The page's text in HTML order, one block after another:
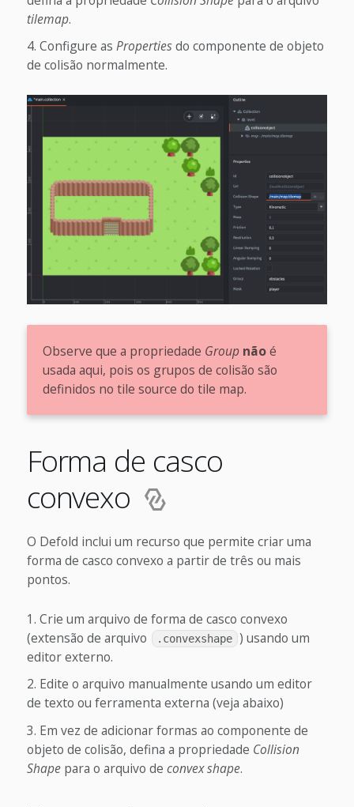
tilemap.
Configure as Propertiesdo componente de objeto
de colisão normalmente.
Observe que a propriedade Group nãoé
usada aqui, pois os grupos de colisão são
definidos no tile source do tile map.
Forma de casco
convexo
O Defold inclui um recurso que permite criar uma
forma de casco convexo a partir de três ou mais
pontos.
Crie um arquivo de forma de casco convexo
(extensão de arquivo
.convexshape ) usando um
editor externo.
Edite o arquivo manualmente usando um editor
de texto ou ferramenta externa (veja abaixo)
Em vez de adicionar formas ao componente de
objeto de colisão, defina a propriedade Collision
Shapepara o arquivo de convex shape.